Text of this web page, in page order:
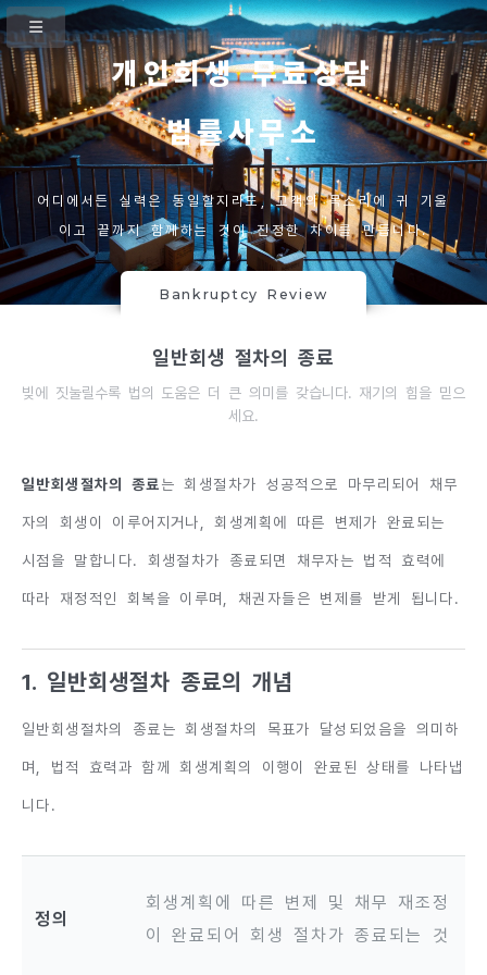
개인회생 무료상담
법률사무소
어디에서든 실력은 동일할지라도, 고객의 목소리에 귀 기울
이고 끝까지 함께하는 것이 진정한 차이를 만듭니다.
Bankruptcy Review
일반회생 절차의 종료
빚에 짓눌릴수록 법의 도움은 더 큰 의미를 갖습니다. 재기의 힘을 믿으
세요.
일반회생절차의 종료는 회생절차가 성공적으로 마무리되어 채무
자의 회생이 이루어지거나, 회생계획에 따른 변제가 완료되는
시점을 말합니다. 회생절차가 종료되면 채무자는 법적 효력에
따라 재정적인 회복을 이루며, 채권자들은 변제를 받게 됩니다.
1. 일반회생절차 종료의 개념
일반회생절차의 종료는 회생절차의 목표가 달성되었음을 의미하
며, 법적 효력과 함께 회생계획의 이행이 완료된 상태를 나타냅
니다.
정의
회생계획에 따른 변제 및 채무 재조정
이 완료되어 회생 절차가 종료되는 것